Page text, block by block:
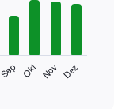
Sep Okt Nov Dez